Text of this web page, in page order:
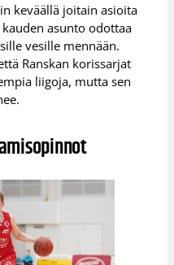
keväällä joitain asioita
asunto odottaa
vesille mennään.
Ranskan korissarjat
liigoja, mutta sen